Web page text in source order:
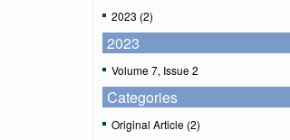
2023 (2)
2023
Volume 7, Issue 2
Categories
Original Article (2)